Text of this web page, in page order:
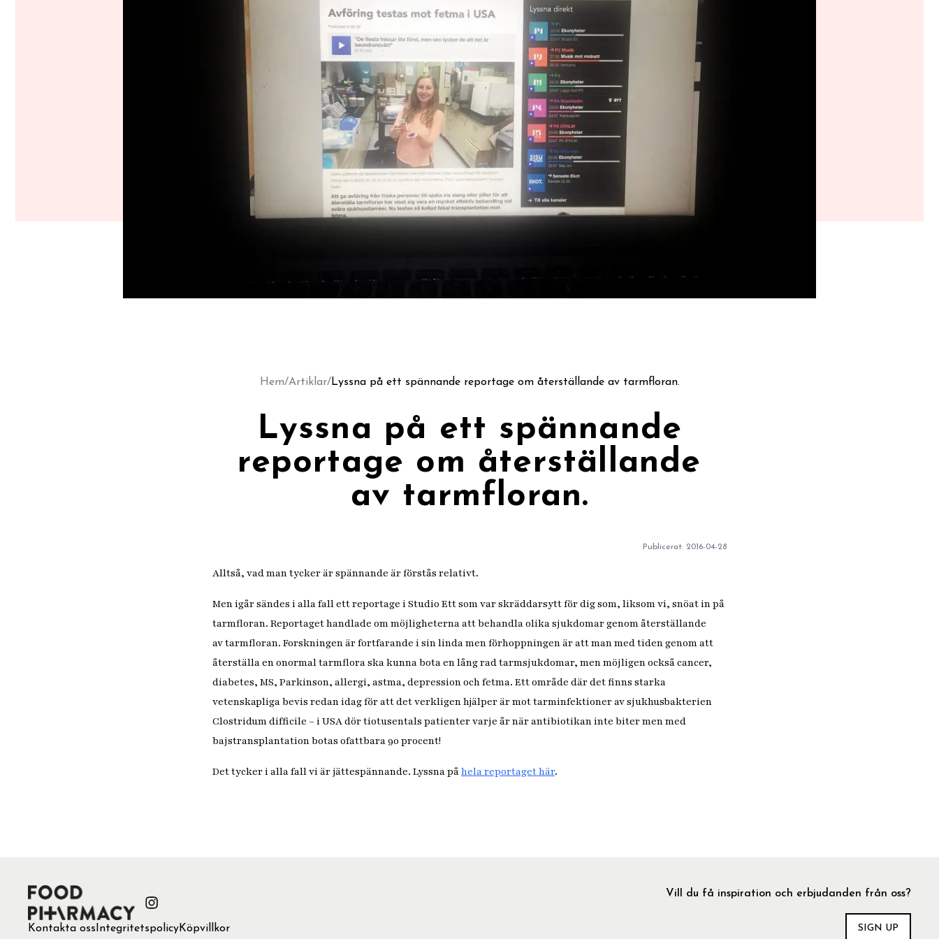
Hem/Artiklar/Lyssna på ett spännande reportage om återställande av tarmfloran.
Lyssna på ett spännande
reportage om återställande
av tarmfloran.
Publicerat: 2016-04-28
Alltså, vad man tycker är spännande är förstås relativt.
Men igår sändes i alla fall ett reportage i Studio Ett som var skräddarsytt för dig som, liksom vi, snöat in på
tarmfloran. Reportaget handlade om möjligheterna att behandla olika sjukdomar genom återställande
av tarmfloran. Forskningen är fortfarande i sin linda men förhoppningen är att man med tiden genom att
återställa en onormal tarmflora ska kunna bota en lång rad tarmsjukdomar, men möjligen också cancer,
diabetes, MS, Parkinson, allergi, astma, depression och fetma. Ett område där det finns starka
vetenskapliga bevis redan idag för att det verkligen hjälper är mot tarminfektioner av sjukhusbakterien
Clostridum difficile – i USA dör tiotusentals patienter varje år när antibiotikan inte biter men med
bajstransplantation botas ofattbara 90 procent!
Det tycker i alla fall vi är jättespännande. Lyssna påhela reportaget här.
Kontakta oss IntegritetspolicyKöpvillkor
Vill du få inspiration och erbjudanden från oss?
SIGN UP